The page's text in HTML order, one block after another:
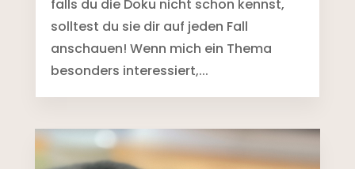
falls du die Doku nicht schon kennst,
solltest du sie dir auf jeden Fall
anschauen! Wenn mich ein Thema
besonders interessiert,...